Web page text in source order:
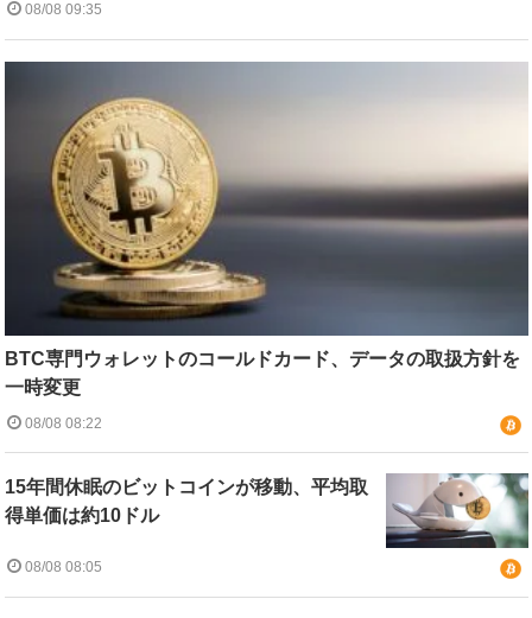
08/08 09:35
BTC専門ウォレットのコールドカード、データの取扱方針を
一時変更
08/08 08:22
15年間休眠のビットコインが移動、平均取
得単価は約10ドル
08/08 08:05